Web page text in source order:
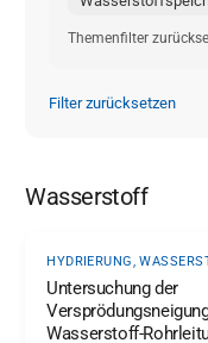
Themenfilter
Filter zurücksetzen
Wasserstoff
HYDRIERUNG,
Untersuchung der
Wasserstoff-